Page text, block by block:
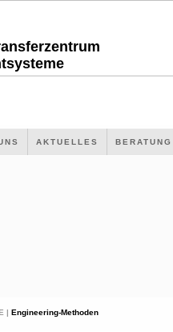
AKTUELLES
| Engineering-Methoden